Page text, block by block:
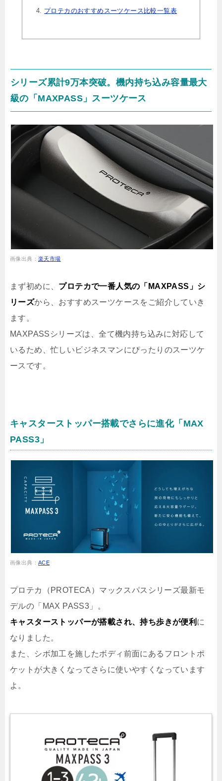
プロテカのおすすめスーツケース比較一覧表
シリーズ累計9万本突破。機内持ち込み容量最大
級の「MAXPASS」スーツケース
画像出典： 楽天市場
まず初めに、 プロテカで一番人気の「MAXPASS」シ
リーズから、おすすめスーツケースをご紹介していき
ます。
MAXPASSシリーズは、全て機内持ち込みに対応して
いるため、忙しいビジネスマンにぴったりのスーツケ
ースです。
キャスターストッパー搭載でさらに進化「MAX
PASS3」
画像出典： ACE
プロテカ（PROTECA）マックスパスシリーズ最新モ
デルの「MAX PASS3」。
キャスターストッパーが搭載され、持ち歩きが便利 に
なりました。
また、シボ加工を施したボディ前面にあるフロントポ
ケットが大きくなってさらに使いやすくなっています
よ。